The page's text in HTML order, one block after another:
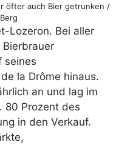
öfter auch Bier getrunken /
Lozeron. Bei aller
seines
la Drôme hinaus.
an und lag im
80 Prozent des
in den Verkauf.